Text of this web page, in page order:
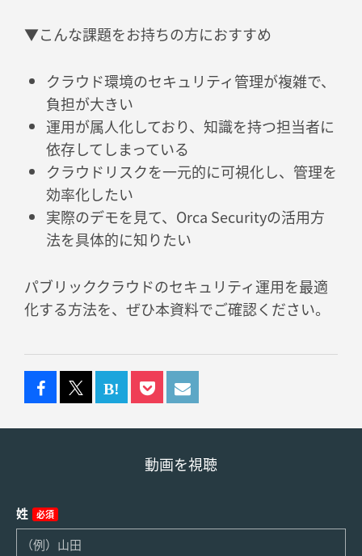
▼こんな課題をお持ちの方におすすめ
クラウド環境のセキュリティ管理が複雑で、
負担が大きい
運用が属人化しており、知識を持つ担当者に
依存してしまっている
クラウドリスクを一元的に可視化し、管理を
効率化したい
実際のデモを見て、Orca Securityの活用方
法を具体的に知りたい
パブリッククラウドのセキュリティ運用を最適
化する方法を、ぜひ本資料でご確認ください。
動画を視聴
姓 必須